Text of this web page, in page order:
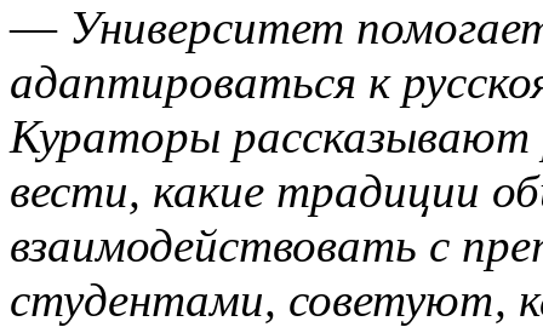
— Университет
адаптироваться к
Кураторы рассказывают
вести, какие традиции
взаимодействовать с
студентами, советуют,